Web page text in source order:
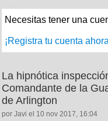
Necesitas tener una
¡Registra tu cuenta
La hipnótica
Comandante de la
de Arlington
por Javi el 10 nov 2017, 16:04